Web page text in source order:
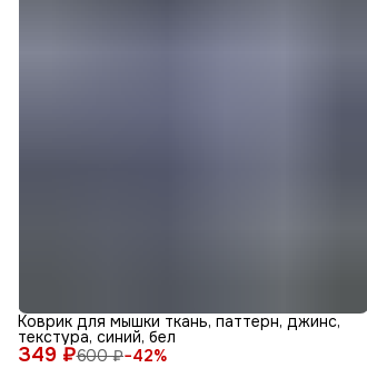
349 ₽600 ₽−42%
Коврик для мышки ткань, паттерн, джинс,
текстура, синий, бел